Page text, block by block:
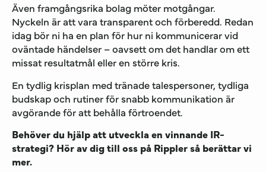
Även framgångsrika bolag möter motgångar.
Nyckeln är att vara transparent och förberedd. Redan
idag bör ni ha en plan för hur ni kommunicerar vid
oväntade händelser – oavsett om det handlar om ett
missat resultatmål eller en större kris.
En tydlig krisplan med tränade talespersoner, tydliga
budskap och rutiner för snabb kommunikation är
avgörande för att behålla förtroendet.
Behöver du hjälp att utveckla en vinnande IR-
strategi? Hör av dig till oss på Rippler så berättar vi
mer.